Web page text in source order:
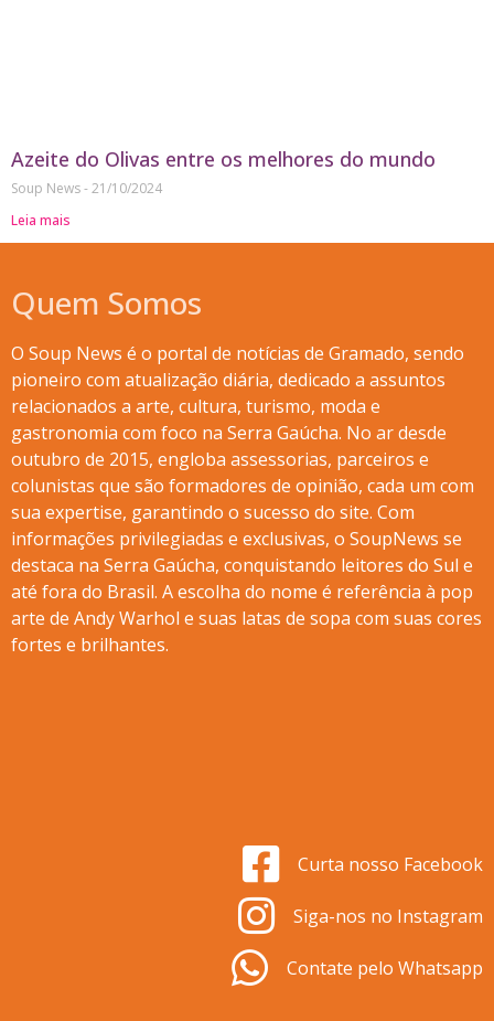
Azeite do Olivas entre os melhores do mundo
Soup News 21/10/2024
Leia mais
Quem Somos
O Soup News é o portal de notícias de Gramado, sendo
pioneiro com atualização diária, dedicado a assuntos
relacionados a arte, cultura, turismo, moda e
gastronomia com foco na Serra Gaúcha. No ar desde
outubro de 2015, engloba assessorias, parceiros e
colunistas que são formadores de opinião, cada um com
sua expertise, garantindo o sucesso do site. Com
informações privilegiadas e exclusivas, o SoupNews se
destaca na Serra Gaúcha, conquistando leitores do Sul e
até fora do Brasil. A escolha do nome é referência à pop
arte de Andy Warhol e suas latas de sopa com suas cores
fortes e brilhantes.
Curta nosso Facebook
Siga-nos no Instagram
Contate pelo Whatsapp